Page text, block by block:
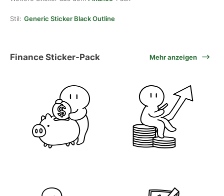
Stil: Generic Sticker Black Outline
Finance Sticker-Pack Mehr anzeigen